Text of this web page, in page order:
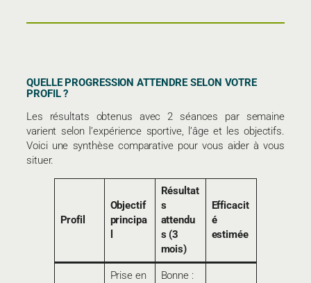
QUELLE PROGRESSION ATTENDRE SELON VOTRE
PROFIL ?
Les résultats obtenus avec 2 séances par semaine
varient selon l’expérience sportive, l’âge et les objectifs.
Voici une synthèse comparative pour vous aider à vous
situer.
Profil
Objectif
principa
Résultat
s
attendu
s (3
mois)
Efficacit
é
estimée
Prise en
Bonne :